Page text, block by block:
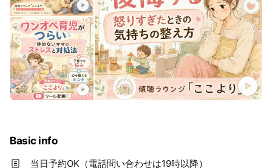
Basic info
当日予約OK（電話問い合わせは19時以降）